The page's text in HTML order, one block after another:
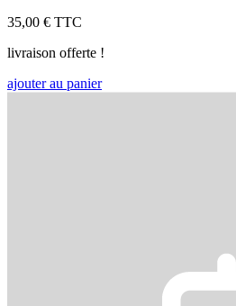
35,00 € TTC
livraison offerte !
ajouter au panier